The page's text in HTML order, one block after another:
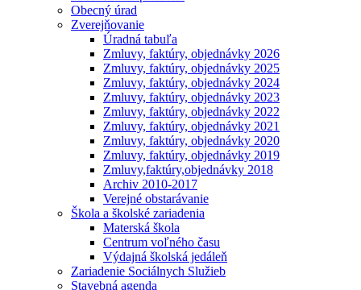
Obecný úrad
Zverejňovanie
Úradná tabuľa
Zmluvy, faktúry, objednávky 2026
Zmluvy, faktúry, objednávky 2025
Zmluvy, faktúry, objednávky 2024
Zmluvy, faktúry, objednávky 2023
Zmluvy, faktúry, objednávky 2022
Zmluvy, faktúry, objednávky 2021
Zmluvy, faktúry, objednávky 2020
Zmluvy, faktúry, objednávky 2019
Zmluvy,faktúry,objednávky 2018
Archiv 2010-2017
Verejné obstarávanie
Škola a školské zariadenia
Materská škola
Centrum voľného času
Výdajná školská jedáleň
Zariadenie Sociálnych Služieb
Stavebná agenda